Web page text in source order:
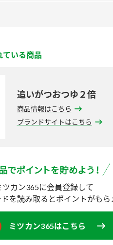
ている商品
追いがつおつゆ２倍
商品情報はこちら
ブランドサイトはこちら
ツカン365に会員登録して
を読み取ると ポイントがもら
ミツカン365はこちら